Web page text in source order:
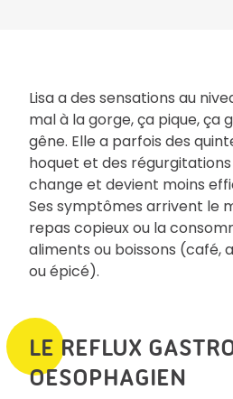
Lisa a des sensations au
mal à la gorge, ça pique, ça
gêne. Elle a parfois des
hoquet et des régurgitations
change et devient moins
Ses symptômes arrivent le
repas copieux ou la
aliments ou boissons (café,
ou épicé).
LE REFLUX
OESOPHAGIEN